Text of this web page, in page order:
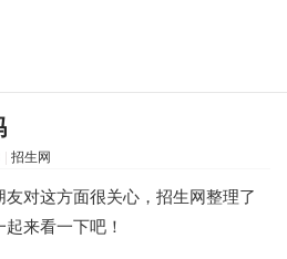
| 招生网
对这方面很关心，招生网整理了
来看一下吧！